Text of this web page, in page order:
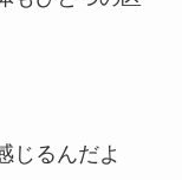
じるんだよ